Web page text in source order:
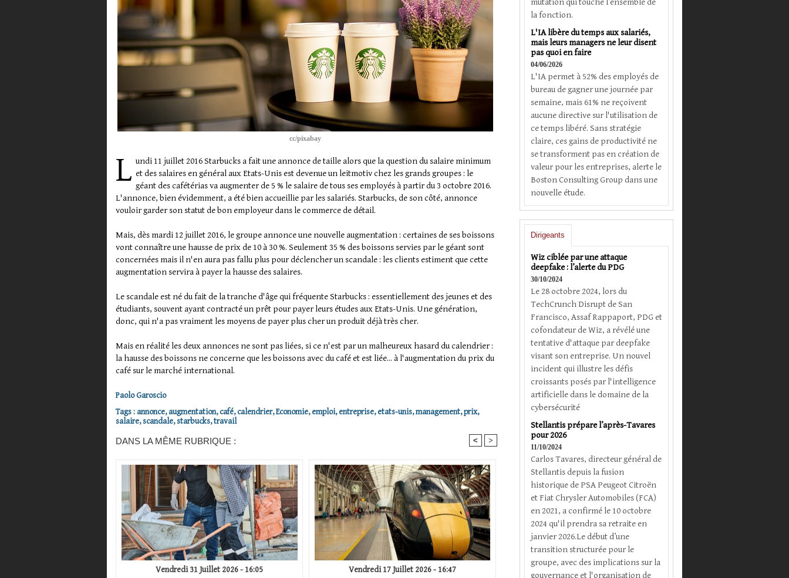
cc/pixabay
L undi 11 juillet 2016 Starbucks a fait une annonce de taille alors que la question du salaire minimum
et des salaires en général aux Etats-Unis est devenue un leitmotiv chez les grands groupes : le
géant des cafétérias va augmenter de 5 % le salaire de tous ses employés à partir du 3 octobre 2016.
L'annonce, bien évidemment, a été bien accueillie par les salariés. Starbucks, de son côté, annonce
vouloir garder son statut de bon employeur dans le commerce de détail.
Mais, dès mardi 12 juillet 2016, le groupe annonce une nouvelle augmentation : certaines de ses boissons
vont connaître une hausse de prix de 10 à 30 %. Seulement 35 % des boissons servies par le géant sont
concernées mais il n'en aura pas fallu plus pour déclencher un scandale : les clients estiment que cette
augmentation servira à payer la hausse des salaires.
Le scandale est né du fait de la tranche d'âge qui fréquente Starbucks : essentiellement des jeunes et des
étudiants, souvent ayant contracté un prêt pour payer leurs études aux Etats-Unis. Une génération,
donc, qui n'a pas vraiment les moyens de payer plus cher un produit déjà très cher.
Mais en réalité les deux annonces ne sont pas liées, si ce n'est par un malheureux hasard du calendrier :
la hausse des boissons ne concerne que les boissons avec du café et est liée... à l'augmentation du prix du
café sur le marché international.
Paolo Garoscio
Tags : annonce,augmentation,café,calendrier,Economie,emploi,entreprise,etats-unis,management,prix,
salaire,scandale,starbucks,travail
DANS LA MÊME RUBRIQUE : < >
Vendredi 31 Juillet 2026 - 16:05 Vendredi 17 Juillet 2026 - 16:47
mutation qui touche l’ensemble de
la fonction.
L'IA libère du temps aux salariés,
mais leurs managers ne leur disent
pas quoi en faire
04/06/2026
L'IA permet à 52% des employés de
bureau de gagner une journée par
semaine, mais 61% ne reçoivent
aucune directive sur l'utilisation de
ce temps libéré. Sans stratégie
claire, ces gains de productivité ne
se transforment pas en création de
valeur pour les entreprises, alerte le
Boston Consulting Group dans une
nouvelle étude.
Dirigeants
Wiz ciblée par une attaque
deepfake : l’alerte du PDG
30/10/2024
Le 28 octobre 2024, lors du
TechCrunch Disrupt de San
Francisco, Assaf Rappaport, PDG et
cofondateur de Wiz, a révélé une
tentative d'attaque par deepfake
visant son entreprise. Un nouvel
incident qui illustre les défis
croissants posés par l'intelligence
artificielle dans le domaine de la
cybersécurité
Stellantis prépare l’après-Tavares
pour 2026
11/10/2024
Carlos Tavares, directeur général de
Stellantis depuis la fusion
historique de PSA Peugeot Citroën
et Fiat Chrysler Automobiles (FCA)
en 2021, a confirmé le 10 octobre
2024 qu'il prendra sa retraite en
janvier 2026.Le début d’une
transition structurée pour le
groupe, avec des implications sur la
gouvernance et l'organisation de